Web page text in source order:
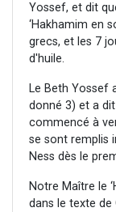
Yossef, et dit
‘Hakhamim en
grecs, et les 7
d'huile.
Le Beth Yossef
donné 3) et a
commencé à
se sont remplis
Ness dès le
Notre Maître le
dans le texte de